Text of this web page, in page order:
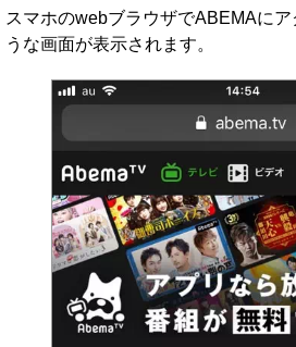
スマホのwebブラウザでABEMAに
うな画面が表示されます。